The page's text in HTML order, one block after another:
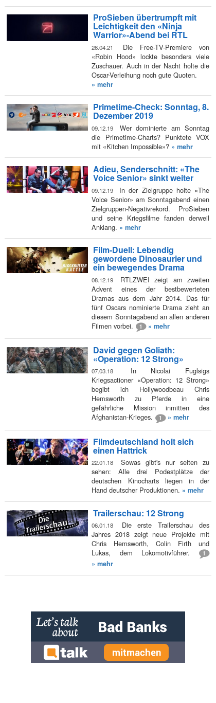
ProSieben übertrumpft mit
Leichtigkeit den «Ninja
Warrior»-Abend bei RTL
26.04.21
Die Free-TV-Premiere von
«Robin Hood» lockte besonders viele
Zuschauer. Auch in der Nacht holte die
Oscar-Verleihung noch gute Quoten.
» mehr
Primetime-Check: Sonntag, 8.
Dezember 2019
09.12.19
Wer dominierte am Sonntag
die Primetime-Charts? Punktete VOX
mit «Kitchen Impossible»? » mehr
Adieu, Senderschnitt: «The
Voice Senior» sinkt weiter
09.12.19
In der Zielgruppe holte «The
Voice Senior» am Sonntagabend einen
Zielgruppen-Negativrekord. ProSieben
und seine Kriegsfilme fanden derweil
Anklang. » mehr
Film-Duell: Lebendig
gewordene Dinosaurier und
ein bewegendes Drama
08.12.19
RTLZWEI zeigt am zweiten
Advent eines der bestbewerteten
Dramas aus dem Jahr 2014. Das für
fünf Oscars nominierte Drama zieht an
diesem Sonntagabend an allen anderen
Filmen vorbei.
1 » mehr
David gegen Goliath:
«Operation: 12 Strong»
07.03.18
In Nicolai Fuglsigs
Kriegsactioner «Operation: 12 Strong»
begibt ich Hollywoodbeau Chris
Hemsworth zu Pferde in eine
gefährliche Mission inmitten des
Afghanistan-Krieges.
1 » mehr
Filmdeutschland holt sich
einen Hattrick
22.01.18
Sowas gibt's nur selten zu
sehen: Alle drei Podestplätze der
deutschen Kinocharts liegen in der
Hand deutscher Produktionen. » mehr
Trailerschau: 12 Strong
06.01.18
Die erste Trailerschau des
Jahres 2018 zeigt neue Projekte mit
Chris Hemsworth, Colin Firth und
Lukas, dem Lokomotivführer.
1
» mehr